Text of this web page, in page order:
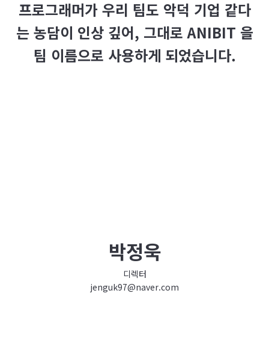
프로그래머가 우리 팀도 악덕 기업 같다
는 농담이 인상 깊어, 그대로 ANIBIT 을
팀 이름으로 사용하게 되었습니다.
박정욱
디렉터
jenguk97@naver.com